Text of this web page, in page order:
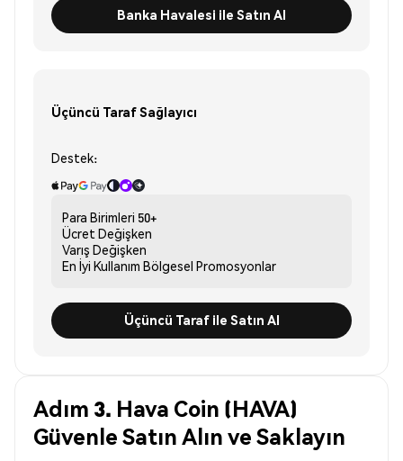
Banka Havalesi ile Satın Al
Üçüncü Taraf Sağlayıcı
Destek:
Para Birimleri 50+
Ücret Değişken
Varış Değişken
En İyi Kullanım Bölgesel Promosyonlar
Üçüncü Taraf ile Satın Al
Adım 3. Hava Coin (HAVA)
Güvenle Satın Alın ve Saklayın